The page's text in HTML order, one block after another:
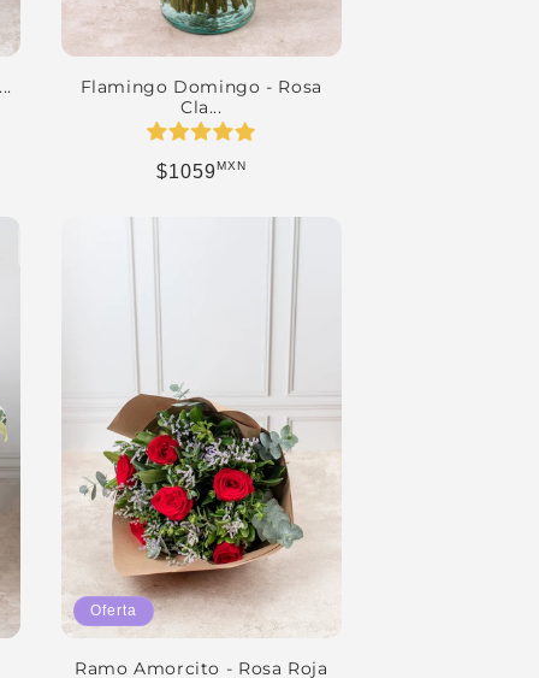
Flamingo Domingo - Rosa
Cla...
Precio habitual
$1059MXN
Oferta
Ramo Amorcito - Rosa Roja